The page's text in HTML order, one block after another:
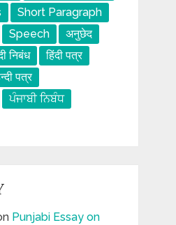
Short Paragraph
Speech
अनुछेद
निबंध
हिंदी पत्र
पत्र
ਪੰਜਾਬੀ ਨਿਬੰਧ
Punjabi Essay on